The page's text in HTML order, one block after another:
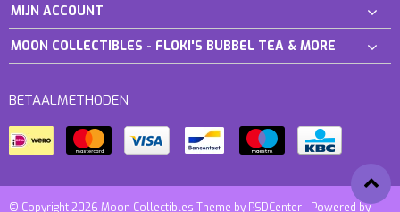
MIJN ACCOUNT
MOON COLLECTIBLES - FLOKI'S BUBBEL TEA & MORE
BETAALMETHODEN
© Copyright 2026 Moon Collectibles Theme by PSDCenter- Powered by